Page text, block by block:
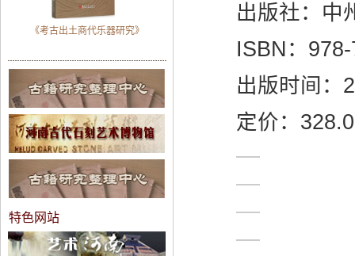
出版社：中
ISBN：
出版时间：
定价：
《考古出土商代乐器研究》
特色网站